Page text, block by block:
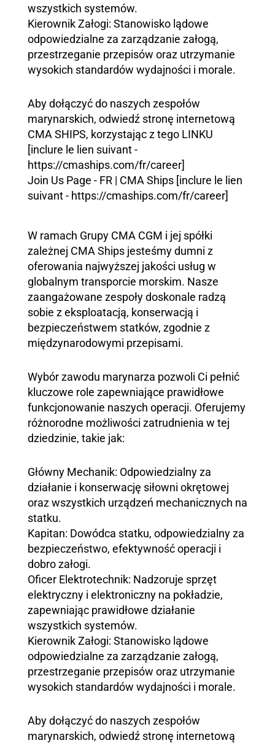
wszystkich systemów.
Kierownik Załogi: Stanowisko lądowe
odpowiedzialne za zarządzanie załogą,
przestrzeganie przepisów oraz utrzymanie
wysokich standardów wydajności i morale.
Aby dołączyć do naszych zespołów
marynarskich, odwiedź stronę internetową
CMA SHIPS, korzystając z tego LINKU
[inclure le lien suivant -
https://cmaships.com/fr/career]
Join Us Page - FR | CMA Ships [inclure le lien
suivant - https://cmaships.com/fr/career]
W ramach Grupy CMA CGM i jej spółki
zależnej CMA Ships jesteśmy dumni z
oferowania najwyższej jakości usług w
globalnym transporcie morskim. Nasze
zaangażowane zespoły doskonale radzą
sobie z eksploatacją, konserwacją i
bezpieczeństwem statków, zgodnie z
międzynarodowymi przepisami.
Wybór zawodu marynarza pozwoli Ci pełnić
kluczowe role zapewniające prawidłowe
funkcjonowanie naszych operacji. Oferujemy
różnorodne możliwości zatrudnienia w tej
dziedzinie, takie jak:
Główny Mechanik: Odpowiedzialny za
działanie i konserwację siłowni okrętowej
oraz wszystkich urządzeń mechanicznych na
statku.
Kapitan: Dowódca statku, odpowiedzialny za
bezpieczeństwo, efektywność operacji i
dobro załogi.
Oficer Elektrotechnik: Nadzoruje sprzęt
elektryczny i elektroniczny na pokładzie,
zapewniając prawidłowe działanie
wszystkich systemów.
Kierownik Załogi: Stanowisko lądowe
odpowiedzialne za zarządzanie załogą,
przestrzeganie przepisów oraz utrzymanie
wysokich standardów wydajności i morale.
Aby dołączyć do naszych zespołów
marynarskich, odwiedź stronę internetową